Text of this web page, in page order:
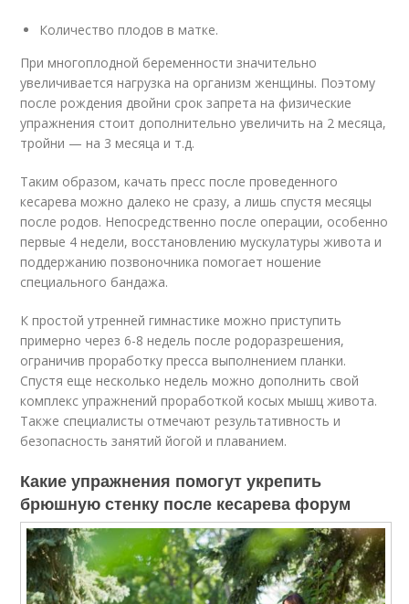
Количество плодов в матке.
При многоплодной беременности значительно
увеличивается нагрузка на организм женщины. Поэтому
после рождения двойни срок запрета на физические
упражнения стоит дополнительно увеличить на 2 месяца,
тройни — на 3 месяца и т.д.
Таким образом, качать пресс после проведенного
кесарева можно далеко не сразу, а лишь спустя месяцы
после родов. Непосредственно после операции, особенно
первые 4 недели, восстановлению мускулатуры живота и
поддержанию позвоночника помогает ношение
специального бандажа.
К простой утренней гимнастике можно приступить
примерно через 6-8 недель после родоразрешения,
ограничив проработку пресса выполнением планки.
Спустя еще несколько недель можно дополнить свой
комплекс упражнений проработкой косых мышц живота.
Также специалисты отмечают результативность и
безопасность занятий йогой и плаванием.
Какие упражнения помогут укрепить
брюшную стенку после кесарева форум